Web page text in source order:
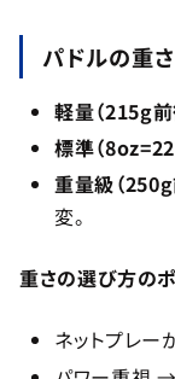
パドルの重
軽量（215g前
標準（
重量級（250g
変。
重さの選び方の
ネットプレ